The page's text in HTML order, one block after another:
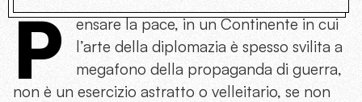
P
ensare la pace, in un Continente in cui
l’arte della diplomazia è spesso svilita a
megafono della propaganda di guerra,
non è un esercizio astratto o velleitario, se non